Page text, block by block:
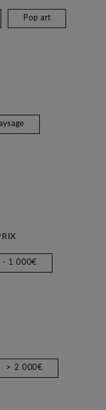
Pop art
- 1 000€
> 2 000€